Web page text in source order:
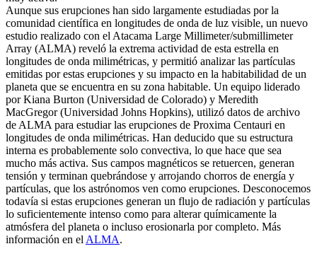
Aunque sus erupciones han sido largamente estudiadas por la
comunidad científica en longitudes de onda de luz visible, un nuevo
estudio realizado con el Atacama Large Millimeter/submillimeter
Array (ALMA) reveló la extrema actividad de esta estrella en
longitudes de onda milimétricas, y permitió analizar las partículas
emitidas por estas erupciones y su impacto en la habitabilidad de un
planeta que se encuentra en su zona habitable. Un equipo liderado
por Kiana Burton (Universidad de Colorado) y Meredith
MacGregor (Universidad Johns Hopkins), utilizó datos de archivo
de ALMA para estudiar las erupciones de Proxima Centauri en
longitudes de onda milimétricas. Han deducido que su estructura
interna es probablemente solo convectiva, lo que hace que sea
mucho más activa. Sus campos magnéticos se retuercen, generan
tensión y terminan quebrándose y arrojando chorros de energía y
partículas, que los astrónomos ven como erupciones. Desconocemos
todavía si estas erupciones generan un flujo de radiación y partículas
lo suficientemente intenso como para alterar químicamente la
atmósfera del planeta o incluso erosionarla por completo. Más
información en el ALMA.